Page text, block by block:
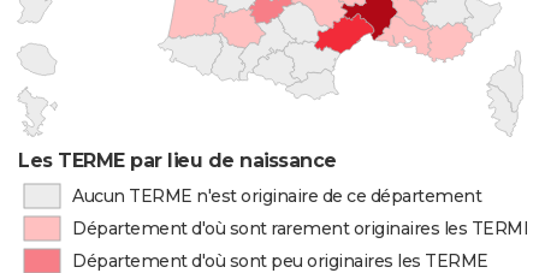
Les TERME par lieu de naissance
Aucun TERME n'est originaire de ce département
Département d'où sont rarement originaires les TERME
Département d'où sont peu originaires les TERME